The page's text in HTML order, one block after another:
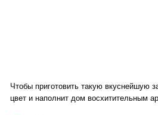
Чтобы приготовить такую вкуснейшую
цвет и наполнит дом восхитительным